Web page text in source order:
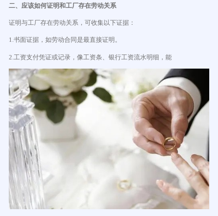
二、应该如何证明和工厂存在劳动关系
证明与工厂存在劳动关系，可收集以下证据：
1.书面证据，如劳动合同是最直接证明。
2.工资支付凭证或记录，像工资条、银行工资流水明细，能